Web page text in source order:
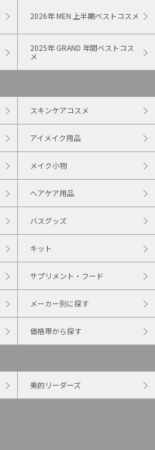
2026年 MEN 上半期ベストコスメ
2025年 GRAND 年間ベストコス
メ
スキンケアコスメ
アイメイク用品
メイク小物
ヘアケア用品
バスグッズ
キット
サプリメント・フード
メーカー別に探す
価格帯から探す
美的リーダーズ